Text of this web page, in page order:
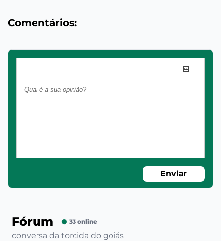
Comentários:
Enviar
Fórum 33 online
conversa da torcida do goiás